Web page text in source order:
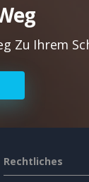
Zu Ihrem
Rechtliches